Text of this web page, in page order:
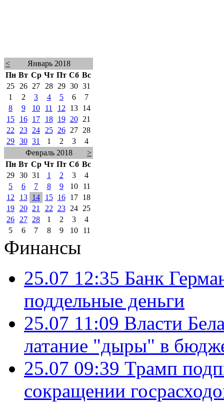
<
Январь 2018
Пн Вт Ср Чт Пт Сб Вс
25
26 27 28 29 30 31
1
2 3 4 5 6
7
8
9 10 11 12 13
14
15
16 17 18 19 20
21
22
23 24 25 26 27
28
29 30 31 1 2 3
4
Февраль 2018
>
Пн Вт Ср Чт Пт Сб Вс
29 30 31 1 2 3
4
5
6 7 8 9 10
11
12
13 14 15 16 17
18
19
20 21 22 23 24
25
26
27 28 1 2 3
4
5
6 7 8 9 10 11
Финансы
25.07 12:35 Банк
поддельные деньги
25.07 11:09 Власти
латание "дыры" в
25.07 09:39 Трамп
сокращении